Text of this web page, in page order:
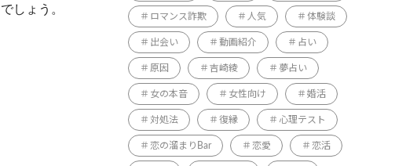
しょう。
ロマンス詐欺 人気 体験談
出会い 動画紹介 占い
原因 吉崎綾 夢占い
女の本音 女性向け 婚活
対処法 復縁 心理テスト
恋の溜まりBar 恋愛 恋活